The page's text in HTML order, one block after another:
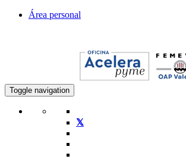
Área personal
Toggle navigation